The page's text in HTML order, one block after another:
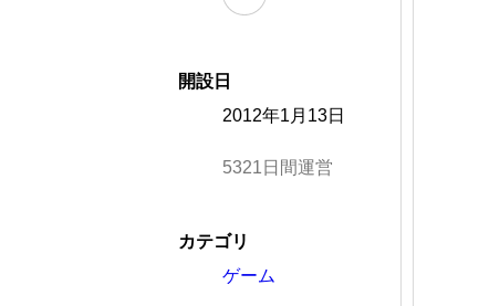
開設日
2012年1月13日
5321日間運営
カテゴリ
ゲーム